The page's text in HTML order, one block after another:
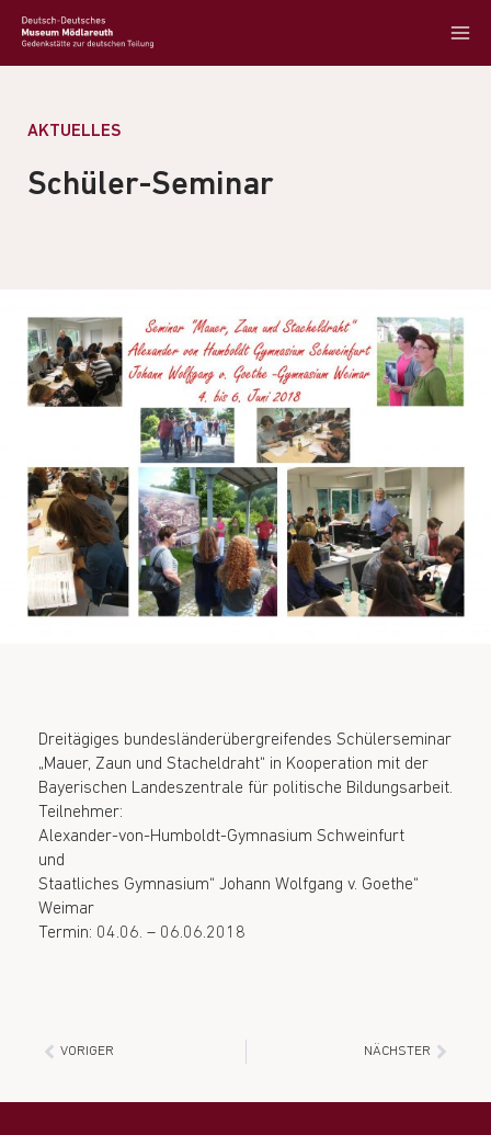
AKTUELLES
Schüler-Seminar
Dreitägiges bundesländerübergreifendes Schülerseminar
„Mauer, Zaun und Stacheldraht“ in Kooperation mit der
Bayerischen Landeszentrale für politische Bildungsarbeit.
Teilnehmer:
Alexander-von-Humboldt-Gymnasium Schweinfurt
und
Staatliches Gymnasium“ Johann Wolfgang v. Goethe“
Weimar
Termin: 04.06. – 06.06.2018
VORIGER NÄCHSTER